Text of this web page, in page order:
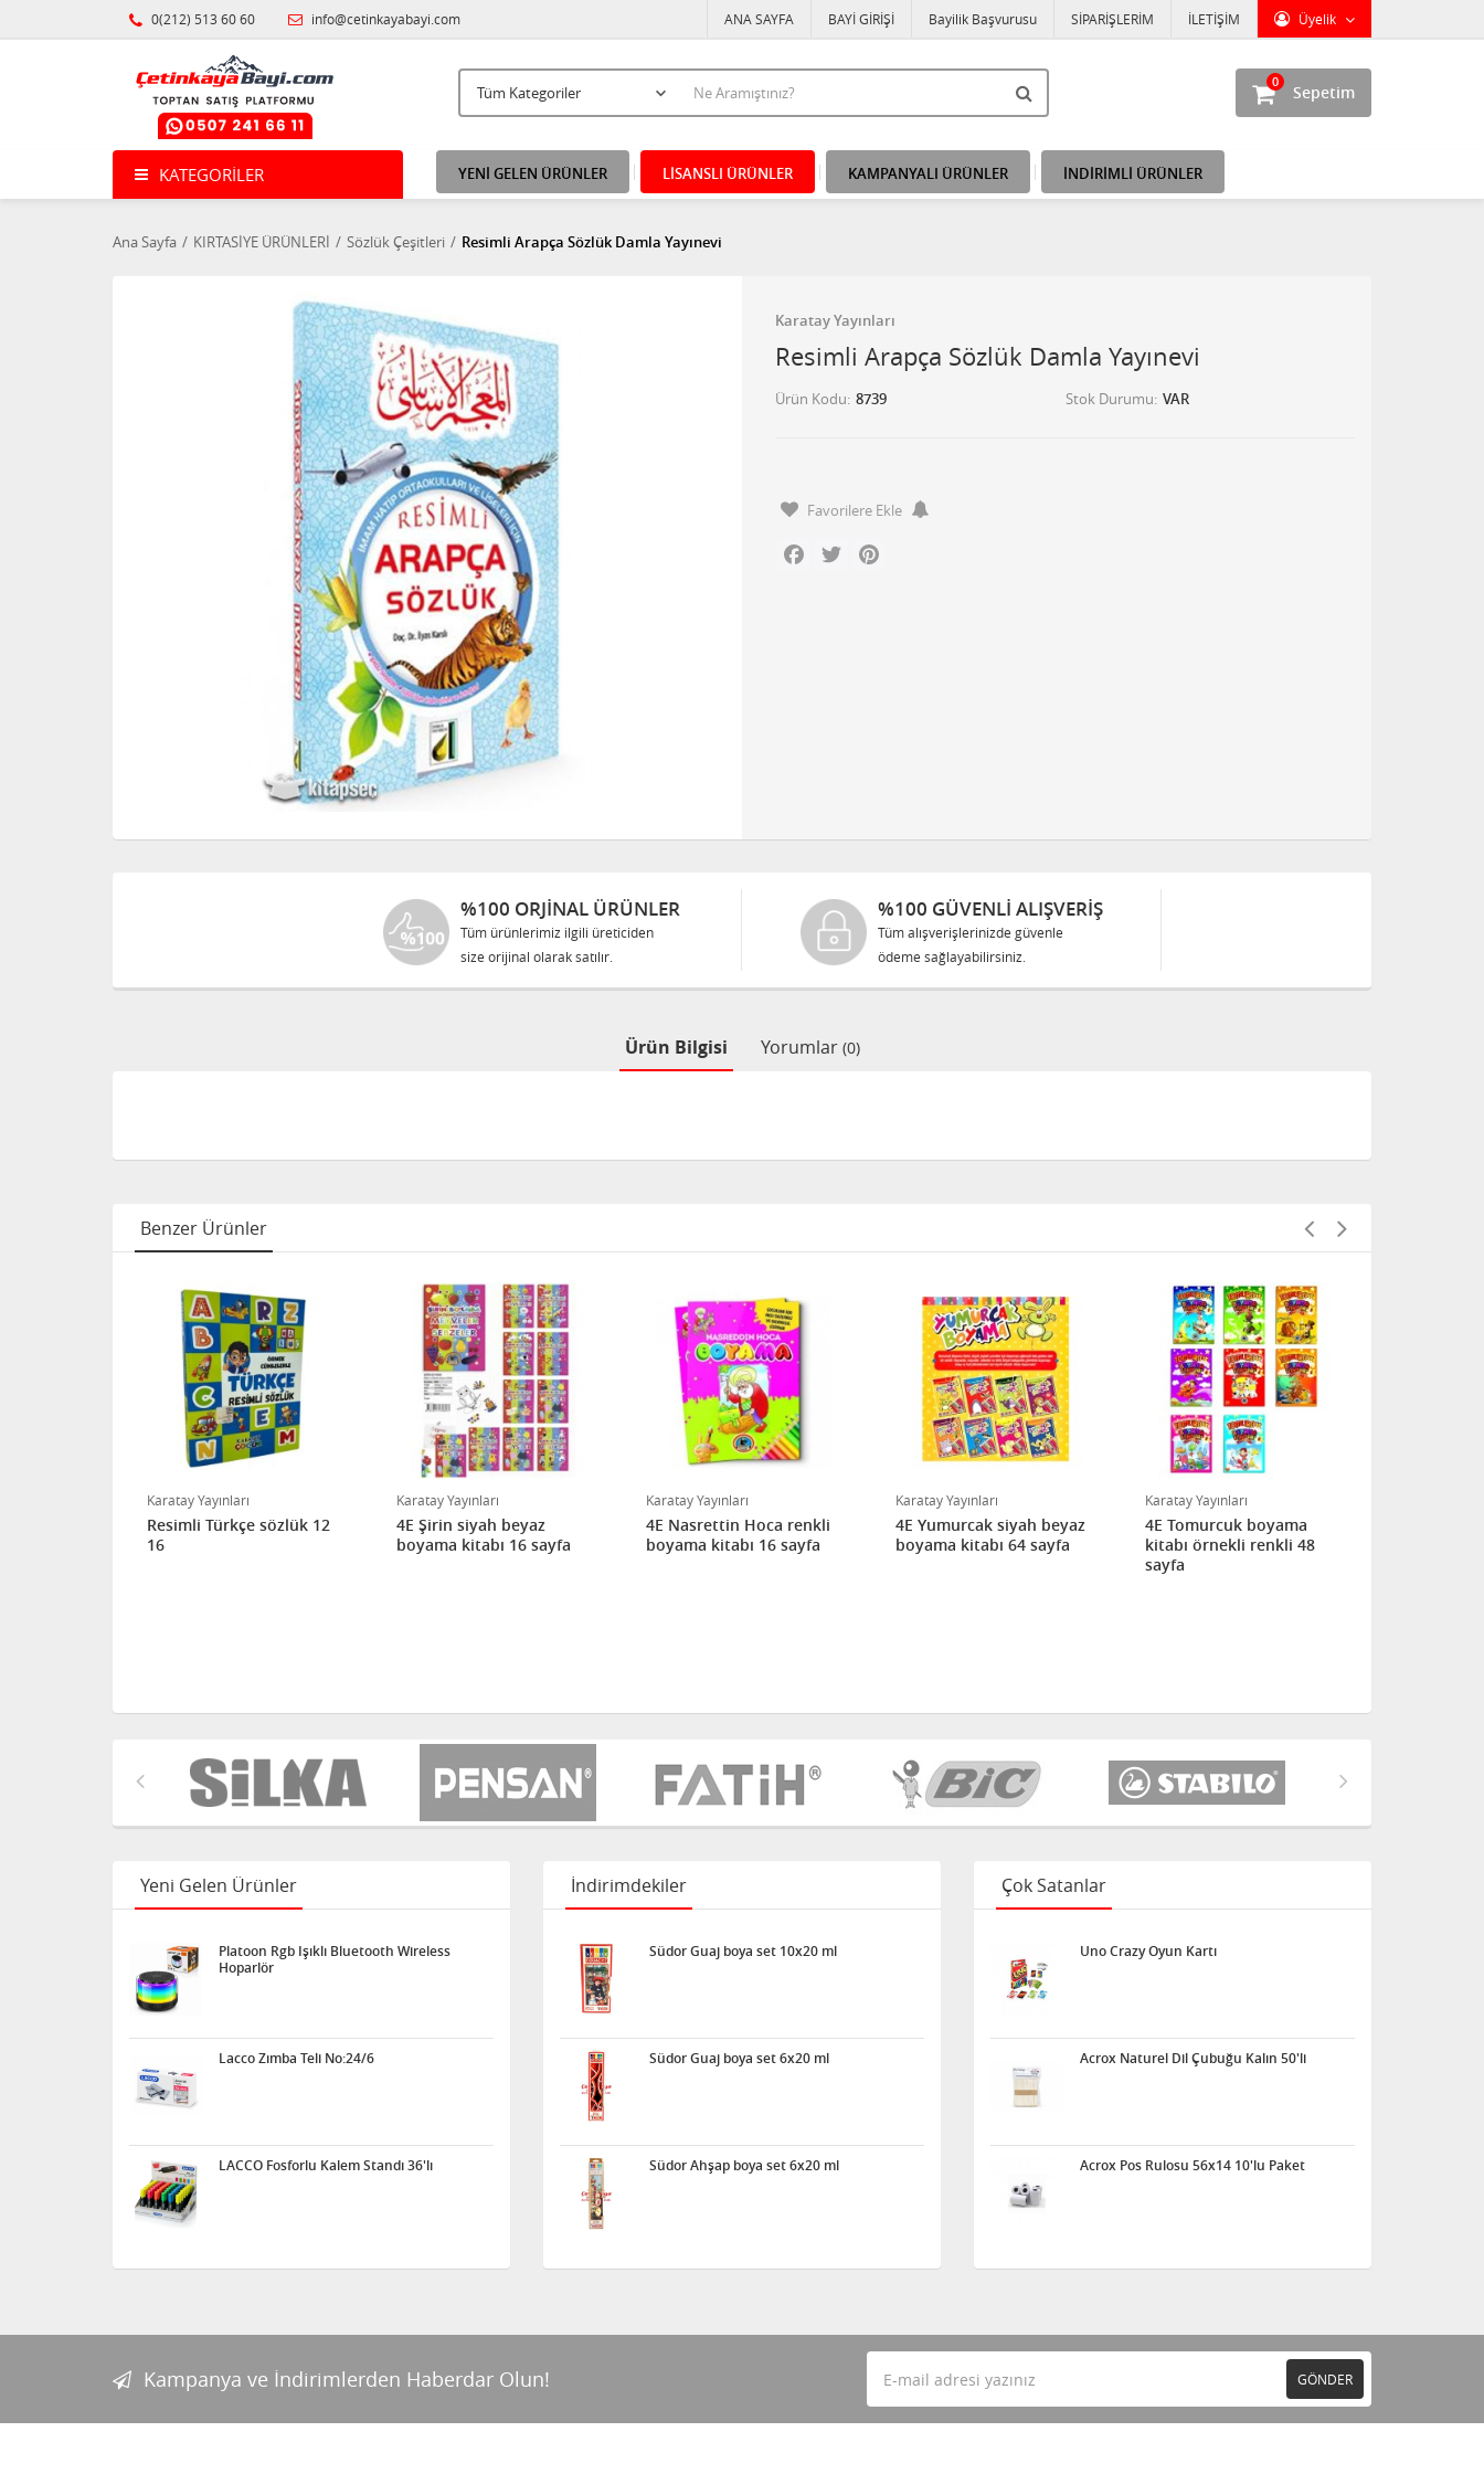
0(212) 513 60 60 info@cetinkayabayi.com Üyelik
ANA SAYFA BAYİ GİRİŞİ Bayilik Başvurusu SİPARİŞLERİM İLETİŞİM
Sepetim
0
KATEGORILER YENİ GELEN ÜRÜNLER LİSANSLI ÜRÜNLER KAMPANYALI ÜRÜNLER İNDİRİMLİ ÜRÜNLER
Ana Sayfa KIRTASİYE ÜRÜNLERİ Sözlük Çeşitleri Resimli Arapça Sözlük Damla Yayınevi
Karatay Yayınları
Resimli Arapça Sözlük Damla Yayınevi
Ürün Kodu 8739 Stok Durumu VAR
Favorilere Ekle
Facebook
Twitter
%100 ORJINAL ÜRÜNLER
Tüm ürünlerimiz ilgili üreticiden
size orijinal olarak satılır.
%100 GÜVENLİ ALIŞVERİŞ
Tüm alışverişlerinizde güvenle
ödeme sağlayabilirsiniz.
Ürün Bilgisi Yorumlar (0)
Benzer Ürünler
Karatay Yayınları
Resimli Türkçe sözlük 12
16
Karatay Yayınları
4E Şirin siyah beyaz
boyama kitabı 16 sayfa
Karatay Yayınları
4E Nasrettin Hoca renkli
boyama kitabı 16 sayfa
Karatay Yayınları
4E Yumurcak siyah beyaz
boyama kitabı 64 sayfa
Karatay Yayınları
4E Tomurcuk boyama
kitabı örnekli renkli 48
sayfa
Yeni Gelen Ürünler
Platoon Rgb Işıklı Bluetooth Wireless
Hoparlör
Lacco Zımba Teli No:24/6
LACCO Fosforlu Kalem Standı 36'lı
İndirimdekiler
Südor Guaj boya set 10x20 ml
Südor Guaj boya set 6x20 ml
Südor Ahşap boya set 6x20 ml
Çok Satanlar
Uno Crazy Oyun Kartı
Acrox Naturel Dil Çubuğu Kalın 50'li
Acrox Pos Rulosu 56x14 10'lu Paket
Kampanya ve İndirimlerden Haberdar Olun! GÖNDER